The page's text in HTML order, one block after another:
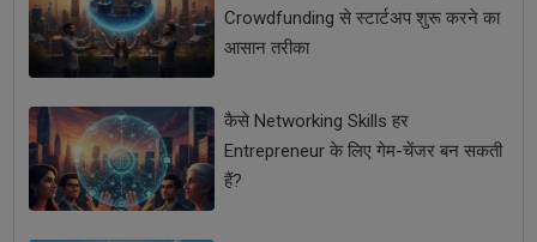
Crowdfunding से स्टार्टअप शुरू करने का
आसान तरीका
कैसे Networking Skills हर
Entrepreneur के लिए गेम-चेंजर बन सकती
हैं?